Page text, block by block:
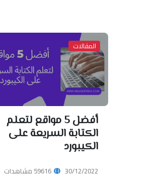
المقالات
أفضل 5 مواقع لتعلم
الكتابة السريعة على
الكيبورد
30/12/2022 59616 مشاهدات